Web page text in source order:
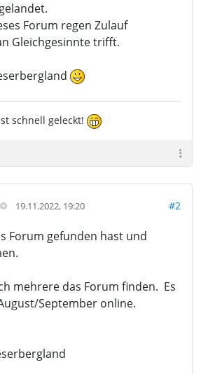
Forum regen Zulauf
Gleichgesinnte trifft.
schnell geleckt!
19.11.2022, 19:20 #2
Forum gefunden hast und
mehrere das Forum finden. Es
September online.